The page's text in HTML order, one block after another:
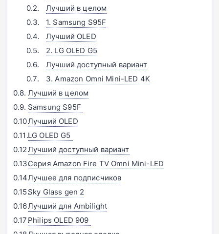
Лучший в целом
1. Samsung S95F
Лучший OLED
2. LG OLED G5
Лучший доступный вариант
3. Amazon Omni Mini-LED 4K
Лучший в целом
Samsung S95F 󠁩󠁩󠁩󠁩󠁩󠁩
Лучший OLED
LG OLED G5 󠁩󠁩󠁩󠁩󠁩󠁩
Лучший доступный вариант
Серия Amazon Fire TV Omni Mini-LED
Лучшее для подписчиков
Sky Glass gen 2
Лучший для Ambilight
Philips OLED 909 󠁩󠁩󠁩󠁩󠁩󠁩